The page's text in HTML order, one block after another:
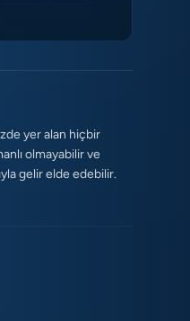
yer alan hiçbir
olmayabilir ve
gelir elde edebilir.